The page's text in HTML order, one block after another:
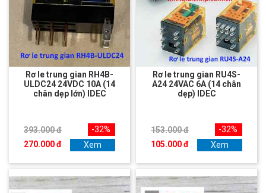
Rơ le trung gian RH4B-
ULDC24 24VDC 10A (14
chân dẹp lớn) IDEC
393.000 đ
270.000 đ
-32%
Xem
Rơ le trung gian RU4S-
A24 24VAC 6A (14 chân
dẹp) IDEC
153.000 đ
105.000 đ
-32%
Xem